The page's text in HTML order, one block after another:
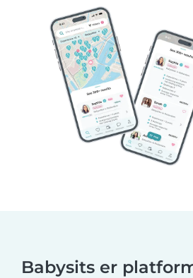
Babysits er